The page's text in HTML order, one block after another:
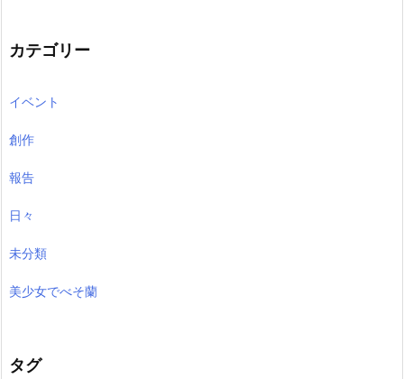
ブ
カテゴリー
イベント
創作
報告
日々
未分類
美少女でべそ蘭
タグ